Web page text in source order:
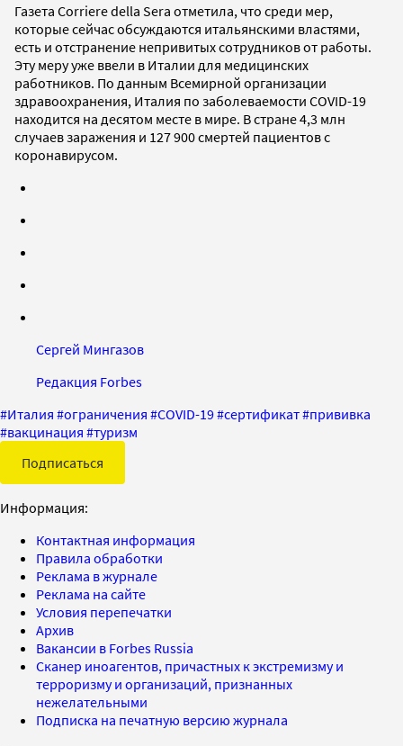
Газета Corriere della Sera отметила, что среди мер,
которые сейчас обсуждаются итальянскими властями,
есть и отстранение непривитых сотрудников от работы.
Эту меру уже ввели в Италии для медицинских
работников. По данным Всемирной организации
здравоохранения, Италия по заболеваемости COVID-19
находится на десятом месте в мире. В стране 4,3 млн
случаев заражения и 127 900 смертей пациентов с
коронавирусом.
Сергей Мингазов
Редакция Forbes
#Италия #ограничения #COVID-19#сертификат#прививка
#вакцинация #туризм
Подписаться
Информация:
Контактная информация
Правила обработки
Реклама в журнале
Реклама на сайте
Условия перепечатки
Архив
Вакансии в Forbes Russia
Сканер иноагентов, причастных к экстремизму и
терроризму и организаций, признанных
нежелательными
Подписка на печатную версию журнала